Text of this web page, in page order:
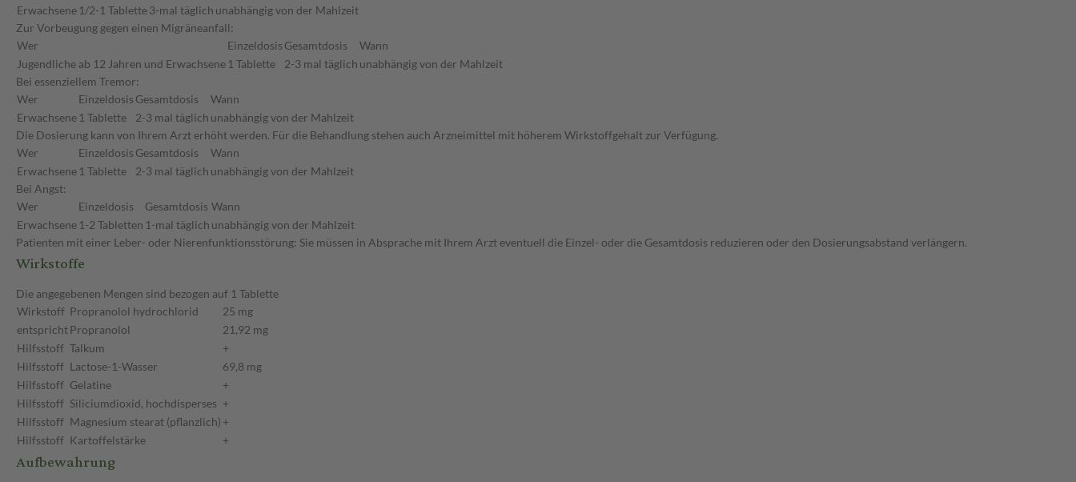
Erwachsene 1/2-1 Tablette3-mal täglich unabhängig von der Mahlzeit
Zur Vorbeugung gegen einen Migräneanfall:
Wer
Einzeldosis Gesamtdosis
Wann
Jugendliche ab 12 Jahren und Erwachsene 1 Tablette 2-3 mal täglich unabhängig von der Mahlzeit
Bei essenziellem Tremor:
Wer
Einzeldosis Gesamtdosis
Wann
Erwachsene 1 Tablette 2-3 mal täglich unabhängig von der Mahlzeit
Die Dosierung kann von Ihrem Arzt erhöht werden. Für die Behandlung stehen auch Arzneimittel mit höherem Wirkstoffgehalt zur Verfügung.
Wer
Einzeldosis Gesamtdosis
Wann
Erwachsene 1 Tablette 2-3 mal täglich unabhängig von der Mahlzeit
Bei Angst:
Wer
Einzeldosis Gesamtdosis Wann
Erwachsene 1-2 Tabletten 1-mal täglich unabhängig von der Mahlzeit
Patienten mit einer Leber- oder Nierenfunktionsstörung: Sie müssen in Absprache mit Ihrem Arzt eventuell die Einzel- oder die Gesamtdosis reduzieren oder den Dosierungsabstand verlängern.
Wirkstoffe
Die angegebenen Mengen sind bezogen auf 1 Tablette
Wirkstoff Propranolol hydrochlorid
25 mg
entsprichtPropranolol
21,92 mg
Hilfsstoff Talkum
+
Hilfsstoff Lactose-1-Wasser
69,8 mg
Hilfsstoff Gelatine
+
Hilfsstoff Siliciumdioxid, hochdisperses +
Hilfsstoff Magnesium stearat (pflanzlich) +
Hilfsstoff Kartoffelstärke +
Aufbewahrung